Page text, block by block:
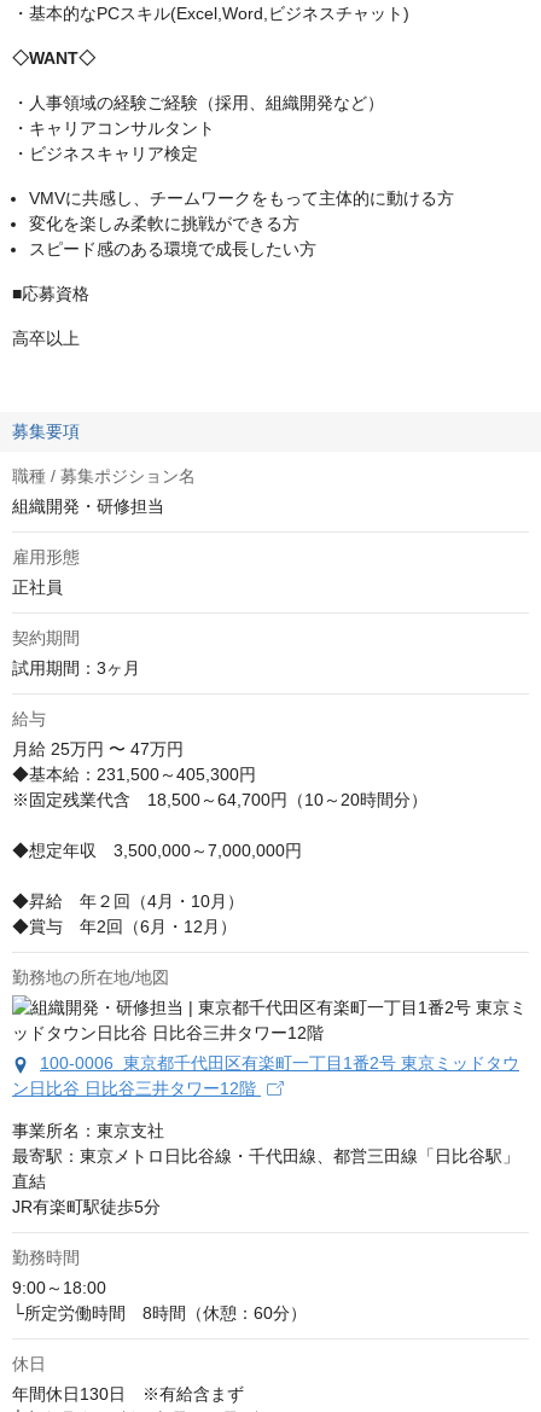
・基本的なPCスキル(Excel,Word,ビジネスチャット)
◇WANT◇
・人事領域の経験ご経験（採用、組織開発など）
・キャリアコンサルタント
・ビジネスキャリア検定
VMVに共感し、チームワークをもって主体的に動ける方
変化を楽しみ柔軟に挑戦ができる方
スピード感のある環境で成長したい方
■応募資格
高卒以上
募集要項
職種 / 募集ポジション名
組織開発・研修担当
雇用形態
正社員
契約期間
試用期間：3ヶ月
給与
月給 25万円 〜 47万円
◆基本給：231,500～405,300円
※固定残業代含　18,500～64,700円（10～20時間分）
◆想定年収　3,500,000～7,000,000円
◆昇給　年２回（4月・10月）
◆賞与　年2回（6月・12月）
勤務地の所在地/地図
100-0006 東京都千代田区有楽町一丁目1番2号 東京ミッドタウ
ン日比谷 日比谷三井タワー12階
事業所名：東京支社
最寄駅：東京メトロ日比谷線・千代田線、都営三田線「日比谷駅」
直結
JR有楽町駅徒歩5分
勤務時間
9:00～18:00
└所定労働時間　8時間（休憩：60分）
休日
年間休日130日　※有給含まず